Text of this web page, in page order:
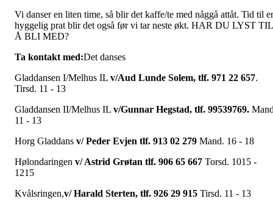
Vi danser en liten time, så blir det kaffe/te med någgå attåt. Tid til
hyggelig prat blir det også før vi tar neste økt. HAR DU LYST TIL
Å BLI MED?
Ta kontakt med:Det danses
Gladdansen I/Melhus IL v/Aud Lunde Solem, tlf. 971 22 657.
Tirsd. 11 - 13
Gladdansen II/Melhus IL v/Gunnar Hegstad, tlf. 99539769.
11 - 13
Horg Gladdans v/ Peder Evjen tlf. 913 02 279 Mand. 16 - 18
Hølondaringen v/ Astrid Grøtan tlf. 906 65 667 Torsd. 1015 -
1215
Kvålsringen,v/ Harald Sterten, tlf. 926 29 915 Tirsd. 11 - 13